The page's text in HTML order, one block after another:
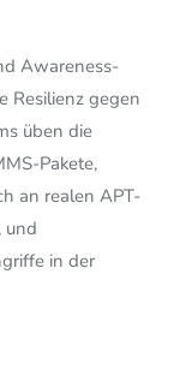
Awareness-
Resilienz gegen
üben die
Pakete,
an realen APT-
und
in der